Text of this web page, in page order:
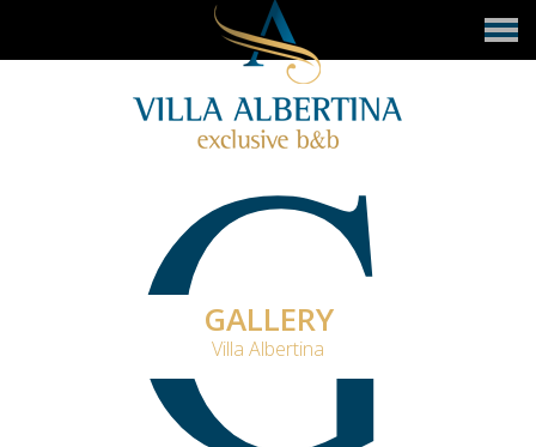
G
GALLERY
Villa Albertina